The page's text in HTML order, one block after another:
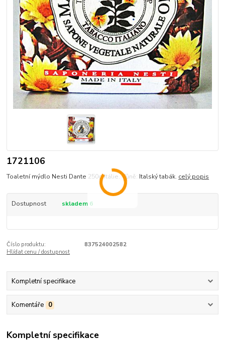
1721106
Toaletní mýdlo Nesti Dante 250g Itálie. Vůně: Italský tabák. celý popis
Dostupnost skladem 6
Číslo produktu:
837524002582
Hlídat cenu / dostupnost
Kompletní specifikace
Komentáře 0
Kompletní specifikace